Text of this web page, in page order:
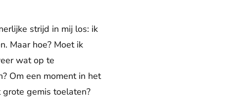
strijd in mij los: ik
Maar hoe? Moet ik
wat op te
Om een moment in het
gemis toelaten?